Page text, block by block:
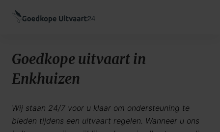
Goedkope uitvaart in
Enkhuizen
Wij staan 24/7 voor u klaar om ondersteuning te
bieden tijdens een uitvaart regelen. Wanneer u ons